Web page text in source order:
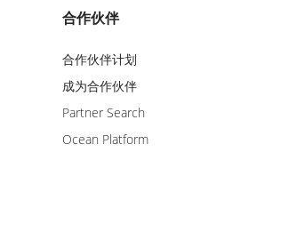
合作伙伴
合作伙伴计划
成为合作伙伴
Partner Search
Ocean Platform